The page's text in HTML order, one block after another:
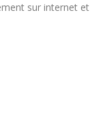
sur internet et